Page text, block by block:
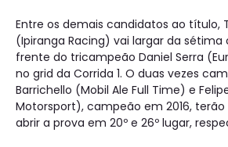
Entre os demais candidatos ao título,
(Ipiranga Racing) vai largar da sétima
frente do tricampeão Daniel Serra
no grid da Corrida 1. O duas vezes
Barrichello (Mobil Ale Full Time) e
Motorsport), campeão em 2016,
abrir a prova em 20º e 26º lugar,